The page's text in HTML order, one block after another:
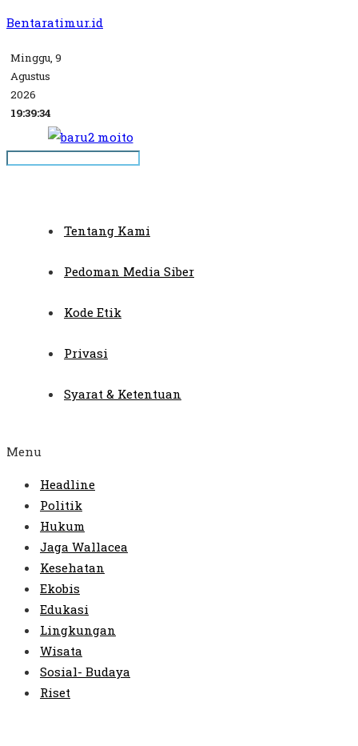
Bentaratimur.id
Minggu, 9
Agustus
2026
19:39:34
Tentang Kami
Pedoman Media Siber
Kode Etik
Privasi
Syarat & Ketentuan
Menu
Headline
Politik
Hukum
Jaga Wallacea
Kesehatan
Ekobis
Edukasi
Lingkungan
Wisata
Sosial- Budaya
Riset